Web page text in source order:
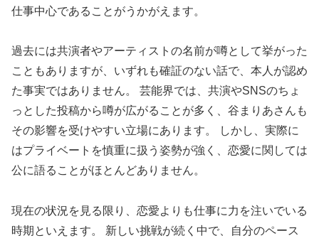
仕事中心であることがうかがえます。
過去には共演者やアーティストの名前が噂として挙がった
こともありますが、いずれも確証のない話で、本人が認め
た事実ではありません。 芸能界では、共演やSNSのちょ
っとした投稿から噂が広がることが多く、谷まりあさんも
その影響を受けやすい立場にあります。 しかし、実際に
はプライベートを慎重に扱う姿勢が強く、恋愛に関しては
公に語ることがほとんどありません。
現在の状況を見る限り、恋愛よりも仕事に力を注いでいる
時期といえます。 新しい挑戦が続く中で、自分のペース